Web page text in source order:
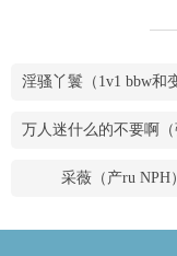
采薇（产ru NPH）